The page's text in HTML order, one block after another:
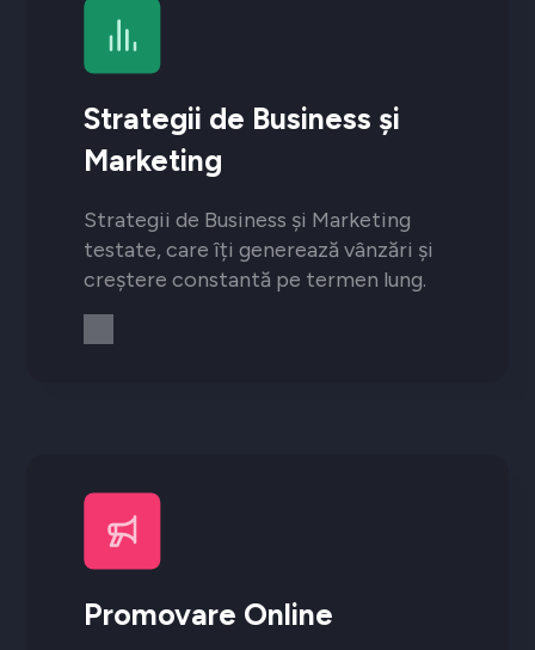
Strategii de Business și
Marketing
Strategii de Business și Marketing
testate, care îți generează vânzări și
creștere constantă pe termen lung.
Promovare Online